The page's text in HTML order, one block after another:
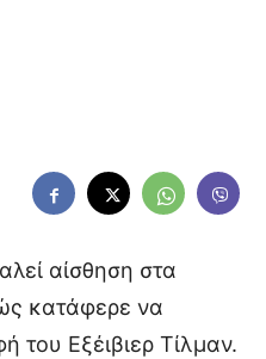
αίσθηση στα
κατάφερε να
του Εξέιβιερ Τίλμαν.